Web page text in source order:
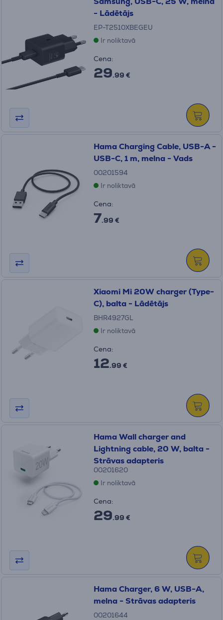
- Lādētājs
EP-T2510XBEGEU
Ir noliktavā
Cena:
29.99 €
Hama Charging Cable, USB-A -
USB-C, 1 m, melna - Vads
00201594
Ir noliktavā
Cena:
7.99 €
Xiaomi Mi 20W charger (Type-
C), balta - Lādētājs
BHR4927GL
Ir noliktavā
Cena:
12.99 €
Hama Wall charger and
Lightning cable, 20 W, balta -
Strāvas adapteris
00201620
Ir noliktavā
Cena:
29.99 €
Hama Charger, 6 W, USB-A,
melna - Strāvas adapteris
00201644